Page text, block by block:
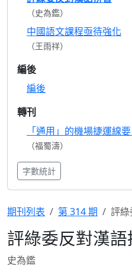
（史為鑑）
中國語文課程亟待強化
（王雨祥）
編後
編後
轉刊
「通用」的機場捷運線
（福蜀濤）
字數統計
期刊列表 第 314 期 評綠
評綠委反對漢語
史為鑑